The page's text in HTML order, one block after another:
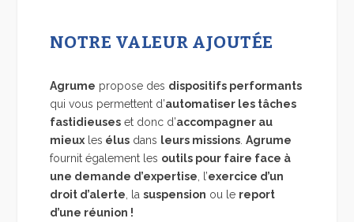
NOTRE VALEUR AJOUTÉE
Agrume propose des dispositifs performants
qui vous permettent d’automatiser les tâches
fastidieuseset donc d’accompagner au
mieuxles élusdans leurs missions. Agrume
fournit également les outils pour faire face à
une demande d’expertise, l’exercice d’un
droit d’alerte, la suspension ou le report
d’une réunion !